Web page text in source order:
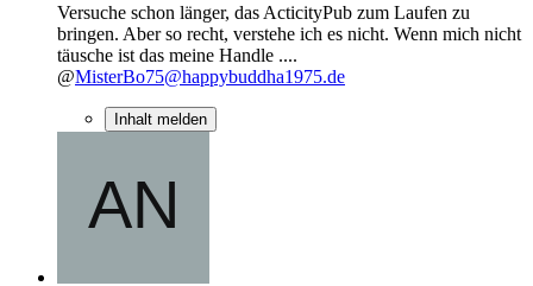
Versuche schon länger, das ActicityPub zum Laufen zu
bringen. Aber so recht, verstehe ich es nicht. Wenn mich nicht
täusche ist das meine Handle ....
@MisterBo75@happybuddha1975.de
Inhalt melden